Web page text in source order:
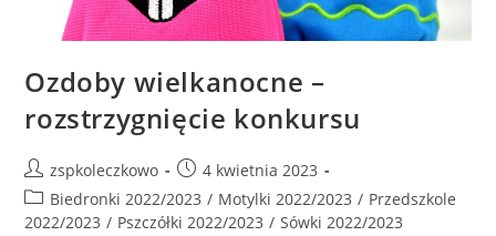
Ozdoby wielkanocne –
rozstrzygnięcie konkursu
zspkoleczkowo
4 kwietnia 2023
Biedronki 2022/2023 / Motylki 2022/2023 / Przedszkole
2022/2023 / Pszczółki 2022/2023 / Sówki 2022/2023